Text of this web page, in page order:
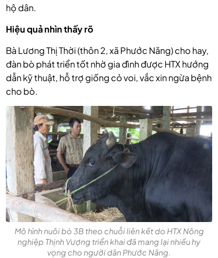
hộ dân.
Hiệuquả nhìn thấy rõ
Bà Lương Thị Thời (thôn 2, xã Phước Năng) cho hay,
đàn bò phát triển tốt nhờ gia đình được HTX hướng
dẫn kỹ thuật, hỗ trợ giống cỏ voi, vắc xin ngừa bệnh
cho bò.
Mô hình nuôi bò 3B theo chuỗi liên kết do HTX Nông
nghiệp Thịnh Vượng triển khai đã mang lại nhiều hy
vọng cho người dân Phước Năng.